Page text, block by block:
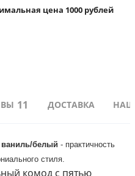
цена 1000 рублей
11 ДОСТАВКА
ваниль/белый - практичность
комод с пятью